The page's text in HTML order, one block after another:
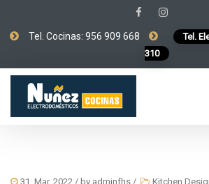
Tel. Cocinas: 956 909 668
Tel.
310
31. Mar. 2022 / by adminfhs / Kitchen